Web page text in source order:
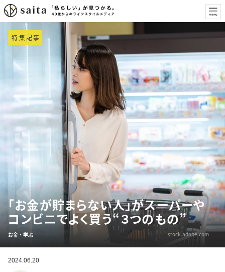
特集記事
「お金が貯まらない人」がスーパーや
コンビニでよく買う“３つのもの”
お金・学ぶ stock.adobe.com
2024.06.20